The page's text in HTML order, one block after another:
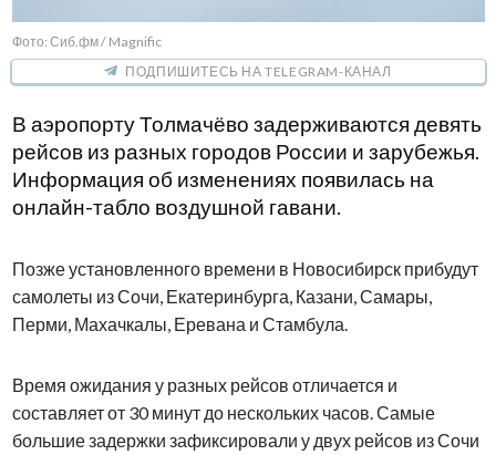
Фото: Сиб.фм / Magnific
ПОДПИШИТЕСЬ НА TELEGRAM-КАНАЛ
В аэропорту Толмачёво задерживаются девять
рейсов из разных городов России и зарубежья.
Информация об изменениях появилась на
онлайн-табло воздушной гавани.
Позже установленного времени в Новосибирск прибудут
самолеты из Сочи, Екатеринбурга, Казани, Самары,
Перми, Махачкалы, Еревана и Стамбула.
Время ожидания у разных рейсов отличается и
составляет от 30 минут до нескольких часов. Самые
большие задержки зафиксировали у двух рейсов из Сочи